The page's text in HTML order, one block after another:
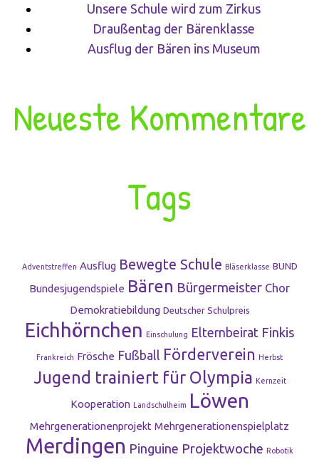
Unsere Schule wird zum Zirkus
Draußentag der Bärenklasse
Ausflug der Bären ins Museum
Neueste Kommentare
Tags
Adventstreffen Ausflug Bewegte Schule Bläserklasse BUND
Bundesjugendspiele Bären Bürgermeister Chor
Demokratiebildung Deutscher Schulpreis
Eichhörnchen Einschulung Elternbeirat Finkis
Frankreich Frösche Fußball Förderverein Herbst
Jugend trainiert für Olympia Kernzeit
Kooperation Landschulheim Löwen
Mehrgenerationenprojekt Mehrgenerationenspielplatz
Merdingen Pinguine Projektwoche Robotik